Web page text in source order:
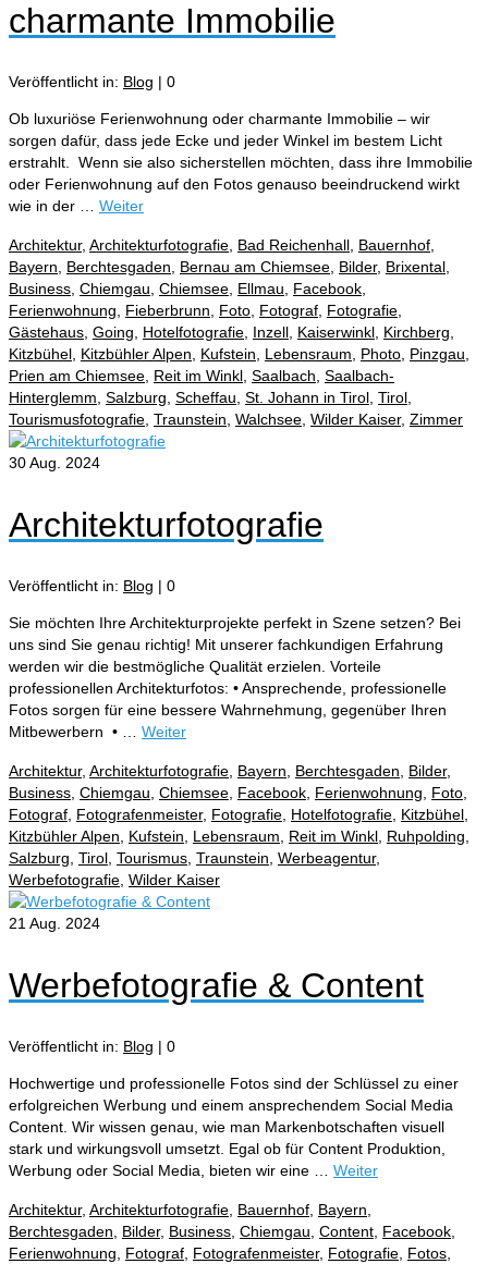
charmante Immobilie
Veröffentlicht in: Blog | 0
Ob luxuriöse Ferienwohnung oder charmante Immobilie – wir
sorgen dafür, dass jede Ecke und jeder Winkel im bestem Licht
erstrahlt. ⁠ Wenn sie also sicherstellen möchten, dass ihre Immobilie
oder Ferienwohnung auf den Fotos genauso beeindruckend wirkt
wie in der … Weiter
Architektur, Architekturfotografie, Bad Reichenhall, Bauernhof,
Bayern, Berchtesgaden, Bernau am Chiemsee, Bilder, Brixental,
Business, Chiemgau, Chiemsee, Ellmau, Facebook,
Ferienwohnung, Fieberbrunn, Foto, Fotograf, Fotografie,
Gästehaus, Going, Hotelfotografie, Inzell, Kaiserwinkl, Kirchberg,
Kitzbühel, Kitzbühler Alpen, Kufstein, Lebensraum, Photo, Pinzgau,
Prien am Chiemsee, Reit im Winkl, Saalbach, Saalbach-
Hinterglemm, Salzburg, Scheffau, St. Johann in Tirol, Tirol,
Tourismusfotografie, Traunstein, Walchsee, Wilder Kaiser, Zimmer
30Aug. 2024
Architekturfotografie
Veröffentlicht in: Blog | 0
Sie möchten Ihre Architekturprojekte perfekt in Szene setzen? Bei
uns sind Sie genau richtig! Mit unserer fachkundigen Erfahrung
werden wir die bestmögliche Qualität erzielen. Vorteile
professionellen Architekturfotos: • Ansprechende, professionelle
Fotos sorgen für eine bessere Wahrnehmung, gegenüber Ihren
Mitbewerbern • … Weiter
Architektur, Architekturfotografie, Bayern, Berchtesgaden, Bilder,
Business, Chiemgau, Chiemsee, Facebook, Ferienwohnung, Foto,
Fotograf, Fotografenmeister, Fotografie, Hotelfotografie, Kitzbühel,
Kitzbühler Alpen, Kufstein, Lebensraum, Reit im Winkl, Ruhpolding,
Salzburg, Tirol, Tourismus, Traunstein, Werbeagentur,
Werbefotografie, Wilder Kaiser
21Aug. 2024
Werbefotografie & Content
Veröffentlicht in: Blog | 0
Hochwertige und professionelle Fotos sind der Schlüssel zu einer
erfolgreichen Werbung und einem ansprechendem Social Media
Content. Wir wissen genau, wie man Markenbotschaften visuell
stark und wirkungsvoll umsetzt.⁠ Egal ob für Content Produktion,
Werbung oder Social Media, bieten wir eine … Weiter
Architektur, Architekturfotografie, Bauernhof, Bayern,
Berchtesgaden, Bilder, Business, Chiemgau, Content, Facebook,
Ferienwohnung, Fotograf, Fotografenmeister, Fotografie, Fotos,